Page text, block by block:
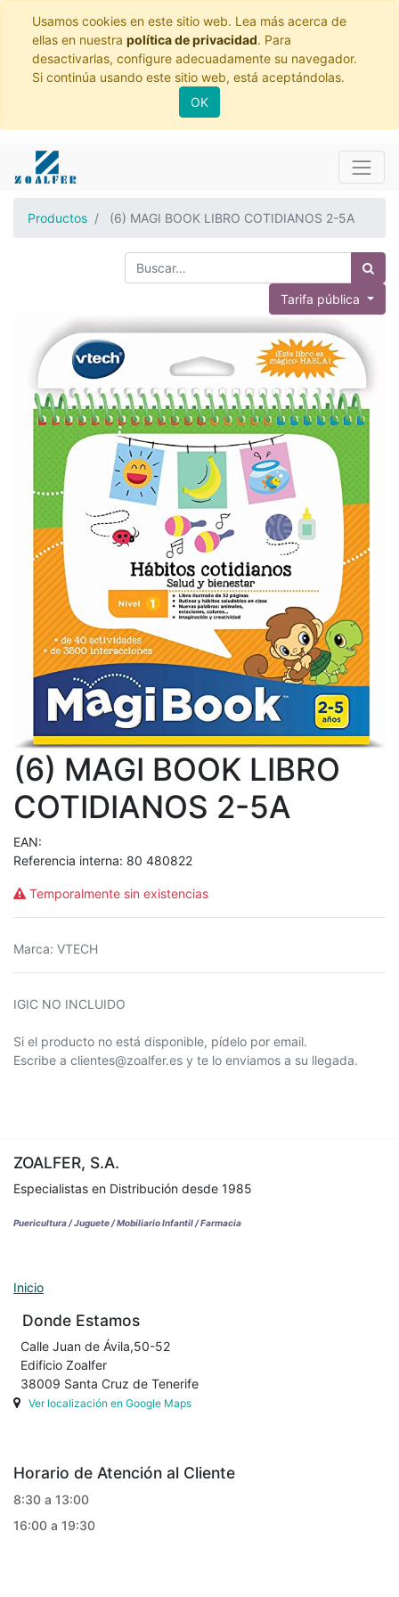
Usamos cookies en este sitio web. Lea más acerca de
ellas en nuestra política de privacidad. Para
desactivarlas, configure adecuadamente su navegador.
Si continúa usando este sitio web, está aceptándolas.
OK
Productos (6) MAGI BOOK LIBRO COTIDIANOS 2-5A
Tarifa pública
(6) MAGI BOOK LIBRO
COTIDIANOS 2-5A
EAN:
Referencia interna: 80 480822
Temporalmente sin existencias
Marca: VTECH
IGIC NO INCLUIDO
Si el producto no está disponible, pídelo por email.
Escribe a clientes@zoalfer.es y te lo enviamos a su llegada.
ZOALFER, S.A.
Especialistas en Distribución desde 1985
Puericultura / Juguete / Mobiliario Infantil / Farmacia
Inicio
Donde Estamos
Calle Juan de Ávila,50-52
Edificio Zoalfer
38009 Santa Cruz de Tenerife
Ver localización en Google Maps
Horario de Atención al Cliente
8:30 a 13:00
16:00 a 19:30